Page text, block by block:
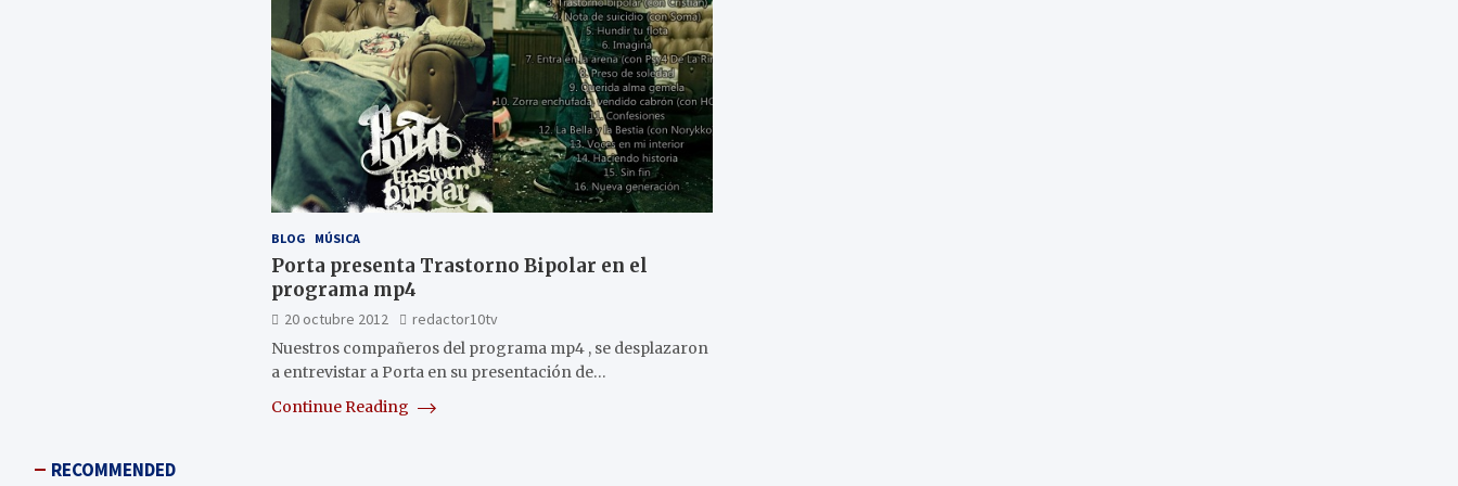
BLOG MÚSICA
Porta presenta Trastorno Bipolar en el
programa mp4
20 octubre 2012
redactor10tv
Nuestros compañeros del programa mp4 , se desplazaron
a entrevistar a Porta en su presentación de…
Continue Reading
RECOMMENDED